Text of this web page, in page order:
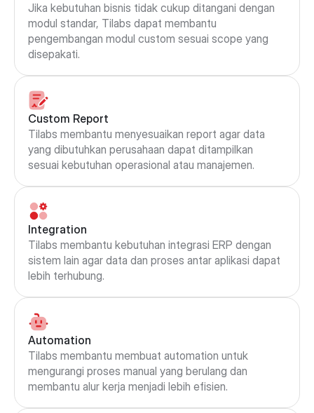
Jika kebutuhan bisnis tidak cukup ditangani dengan
modul standar, Tilabs dapat membantu
pengembangan modul custom sesuai scope yang
disepakati.
Custom Report
Tilabs membantu menyesuaikan report agar data
yang dibutuhkan perusahaan dapat ditampilkan
sesuai kebutuhan operasional atau manajemen.
Integration
Tilabs membantu kebutuhan integrasi ERP dengan
sistem lain agar data dan proses antar aplikasi dapat
lebih terhubung.
Automation
Tilabs membantu membuat automation untuk
mengurangi proses manual yang berulang dan
membantu alur kerja menjadi lebih efisien.